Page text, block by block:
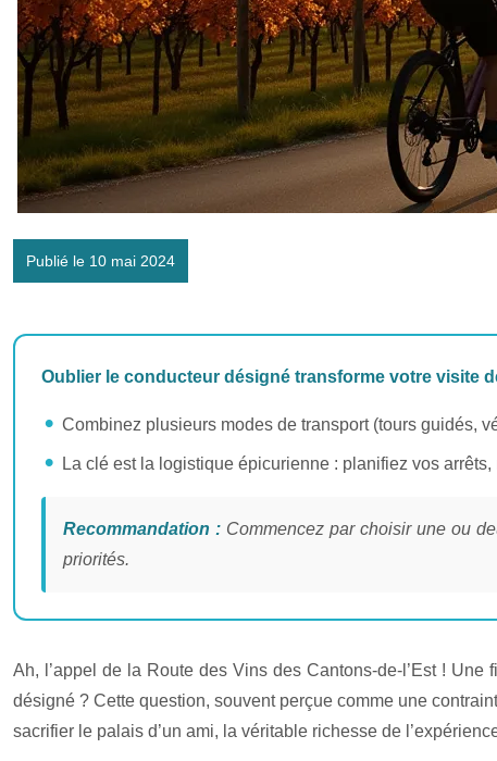
Publié le 10 mai 2024
Oublier le conducteur désigné transforme votre visite
Combinez plusieurs modes de transport (tours guidés,
La clé est la logistique épicurienne : planifiez vos
Recommandation : Commencez par choisir une ou
priorités.
Ah, l’appel de la Route des Vins des Cantons-de-l’Est !
désigné ? Cette question, souvent perçue comme une
sacrifier le palais d’un ami, la véritable richesse de